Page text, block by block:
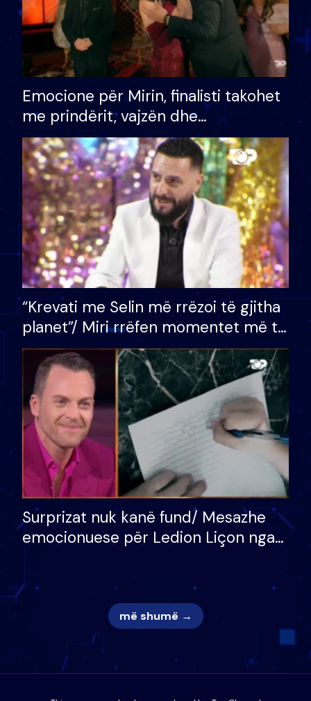
Emocione për Mirin, finalisti takohet
me prindërit, vajzën dhe
bashkëshorten: S’kemi ndonjë letër
divorci apo jo?
“Krevati me Selin më rrëzoi të gjitha
planet”/ Miri rrëfen momentet më të
bukura në shtëpinë e BB VIP: Do më
mungojë zilja e mëngjesit kur…
Surprizat nuk kanë fund/ Mesazhe
emocionuese për Ledion Liçon nga
nuk i mban dot lotët: Nuk meritoj…
më shumë →